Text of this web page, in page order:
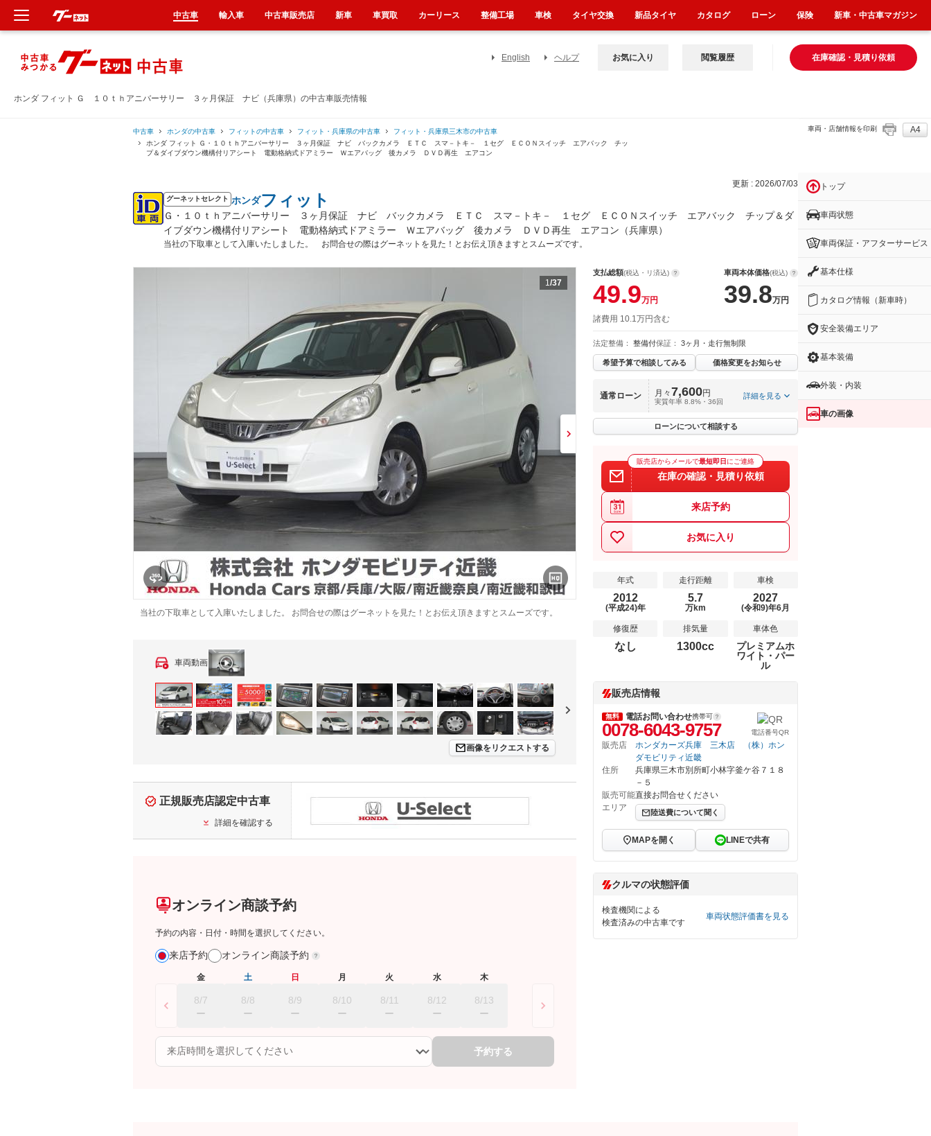
ホンダ フィット Ｇ １０ｔｈアニバーサリー ３ヶ月保証 ナビ（兵庫県）の中古車販売情報
English ヘルプ 在庫確認・見積り依頼
お気に入り 閲覧履歴
中古車 ホンダの中古車 フィットの中古車 フィット・兵庫県の中古車
フィット・兵庫県三木市の中古車
ホンダ フィット Ｇ・１０ｔｈアニバーサリー ３ヶ月保証 ナビ バックカメラ ＥＴＣ スマ－トキ－ １セグ ＥＣＯＮスイッチ エアバック チッ
プ＆ダイブダウン機構付リアシート 電動格納式ドアミラー Ｗエアバッグ 後カメラ ＤＶＤ再生 エアコン
車両・店舗情報を印刷 A4
更新 : 2026/07/03
グーネットセレクト ホンダフィット
Ｇ・１０ｔｈアニバーサリー ３ヶ月保証 ナビ バックカメラ ＥＴＣ スマ－トキ－ １セグ ＥＣＯＮスイッチ エアバック チップ＆ダ
イブダウン機構付リアシート 電動格納式ドアミラー Ｗエアバッグ 後カメラ ＤＶＤ再生 エアコン（兵庫県）
当社の下取車として入庫いたしました。 お問合せの際はグーネットを見た！とお伝え頂きますとスムーズです。
1/37
当社の下取車として入庫いたしました。 お問合せの際はグーネットを見た！とお伝え頂きますとスムーズです。
車両動画
画像をリクエストする
正規販売店認定中古車
詳細を確認する
オンライン商談予約
予約の内容・日付・時間を選択してください。
来店予約 オンライン商談予約
金
8/7
土
8/8
日
8/9
月
8/10
火
8/11
水
8/12
木
8/13
予約する
支払総額(税込・リ済込)
49.9万円
車両本体価格(税込)
39.8万円
諸費用 10.1万円含む
法定整備： 整備付保証： 3ヶ月・走行無制限
希望予算で相談してみる 価格変更をお知らせ
通常ローン 月々7,600円
実質年率 8.8%・36回
詳細を見る
ローンについて相談する
販売店からメールで最短即日 にご連絡
在庫の確認・見積り依頼
来店予約
お気に入り
年式
2012
(平成24)年
走行距離
5.7
万km
車検
2027
(令和9)年6月
修復歴
なし
排気量
1300cc
車体色
プレミアムホ
ワイト・パー
ル
販売店情報
無料 電話お問い合わせ携帯可
0078-6043-9757 電話番号QR
販売店
ホンダカーズ兵庫 三木店 （株）ホン
ダモビリティ近畿
住所
兵庫県三木市別所町小林字釜ケ谷７１８
－５
販売可能
エリア
直接お問合せください
陸送費について聞く
MAPを開く LINEで共有
クルマの状態評価
検査機関による
検査済みの中古車です
車両状態評価書を見る
トップ
車両状態
車両保証・アフターサービス
基本仕様
カタログ情報（新車時）
安全装備エリア
基本装備
外装・内装
車の画像
中古車 輸入車 中古車販売店 新車 車買取 カーリース 整備工場 車検 タイヤ交換 新品タイヤ カタログ ローン 保険 新車・中古車マガジン
新車
中古車